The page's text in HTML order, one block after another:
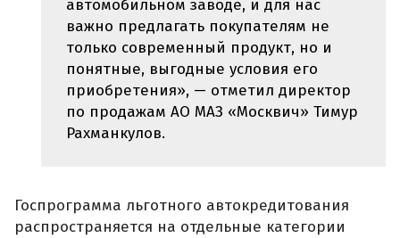
автомобильном заводе, и для нас
важно предлагать покупателям не
только современный продукт, но и
понятные, выгодные условия его
приобретения», — отметил директор
по продажам АО МАЗ «Москвич» Тимур
Рахманкулов.
Госпрограмма льготного автокредитования
распространяется на отдельные категории